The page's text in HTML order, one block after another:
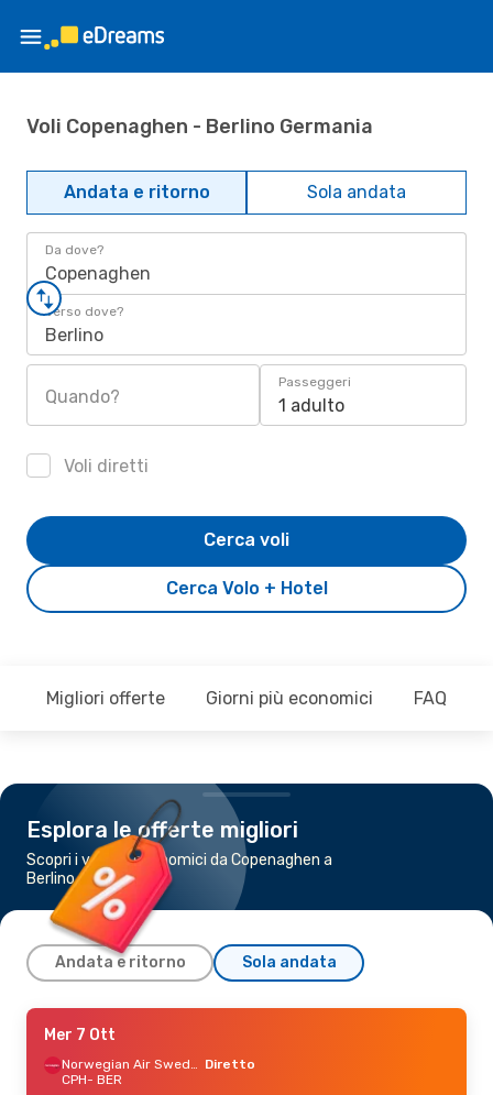
Voli Copenaghen - Berlino Germania
Andata e ritorno Sola andata
Da dove?
Copenaghen
Verso dove?
Berlino
Quando?
Passeggeri
1 adulto
Voli diretti
Cerca Volo + Hotel
Cerca voli
Migliori offerte Giorni più economici FAQ
Esplora le offerte migliori
Scopri i voli più economici da Copenaghen a
Berlino
Andata e ritorno Sola andata
Ven 18 Set
Norwegian Air Sweden
Diretto
Mer 7 Ott
Norwegian Air Sweden Diretto
CPH- BER